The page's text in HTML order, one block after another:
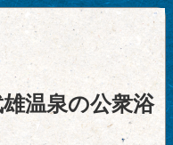
温泉の公衆浴